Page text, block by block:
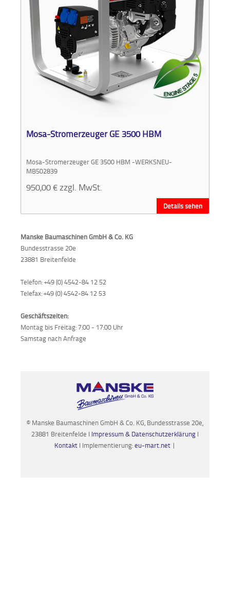
Mosa-Stromerzeuger GE 3500 HBM
Mosa-Stromerzeuger GE 3500 HBM -WERKSNEU-
MB502839
950,00€ zzgl. MwSt.
Details sehen
Manske Baumaschinen GmbH & Co. KG
Bundesstrasse 20e
23881 Breitenfelde
Telefon: +49 (0) 4542-84 12 52
Telefax: +49 (0) 4542-84 12 53
Geschäftszeiten:
Montag bis Freitag: 7:00 - 17:00 Uhr
Samstag nach Anfrage
© Manske Baumaschinen GmbH & Co. KG, Bundesstrasse 20e,
23881 Breitenfelde I Impressum & Datenschutzerklärung I
Kontakt I Implementierung:eu-mart.net |